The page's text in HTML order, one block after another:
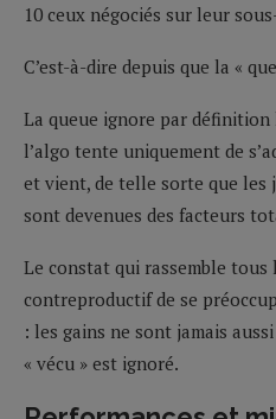
10 ceux négociés sur leur
C’est-à-dire depuis que la «
La queue ignore par
l’algo tente uniquement de
et vient, de telle sorte que les
sont devenues des facteurs
Le constat qui rassemble tous
contreproductif de se
: les gains ne sont jamais
« vécu » est ignoré.